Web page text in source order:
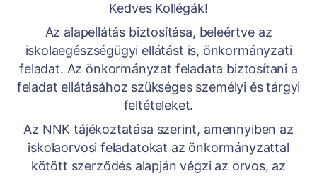
Kedves Kollégák!
Az alapellátás biztosítása, beleértve az
iskolaegészségügyi ellátást is, önkormányzati
feladat. Az önkormányzat feladata biztosítani a
feladat ellátásához szükséges személyi és tárgyi
feltételeket.
Az NNK tájékoztatása szerint, amennyiben az
iskolaorvosi feladatokat az önkormányzattal
kötött szerződés alapján végzi az orvos, az